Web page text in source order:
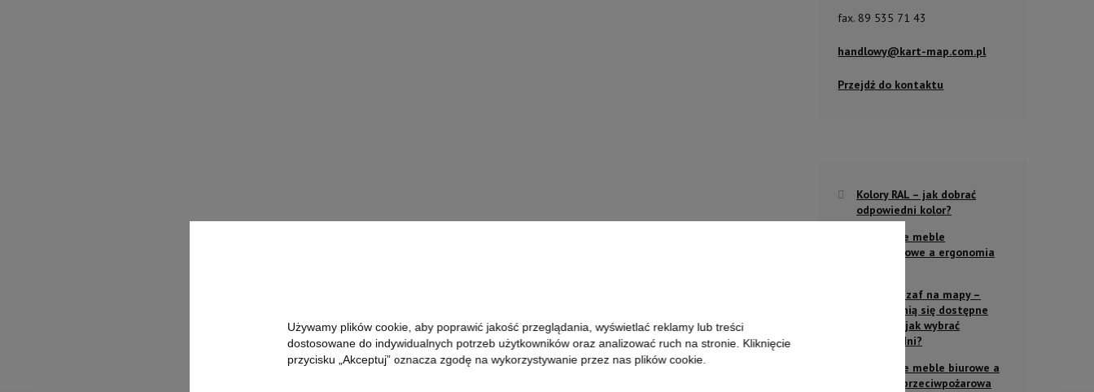
fax. 89 535 71 43
handlowy@kart-map.com.pl
Przejdź do kontaktu
Kolory RAL – jak dobrać
odpowiedni kolor?
Metalowe meble
warsztatowe a ergonomia
Rodzaje szaf na mapy –
czym różnią się dostępne
modele i jak wybrać
odpowiedni?
Metalowe meble biurowe a
ochrona przeciwpożarowa
Używamy plików cookie, aby poprawić jakość przeglądania, wyświetlać reklamy lub treści
dostosowane do indywidualnych potrzeb użytkowników oraz analizować ruch na stronie. Kliknięcie
przycisku „Akceptuj” oznacza zgodę na wykorzystywanie przez nas plików cookie.